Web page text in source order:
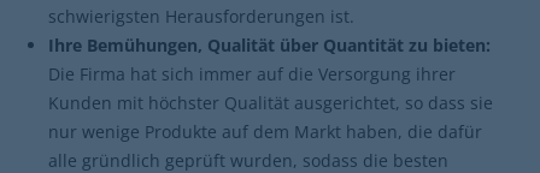
schwierigsten Herausforderungen ist.
Ihre Bemühungen, Qualität über Quantität zu bieten:
Die Firma hat sich immer auf die Versorgung ihrer
Kunden mit höchster Qualität ausgerichtet, so dass sie
nur wenige Produkte auf dem Markt haben, die dafür
alle gründlich geprüft wurden, sodass die besten